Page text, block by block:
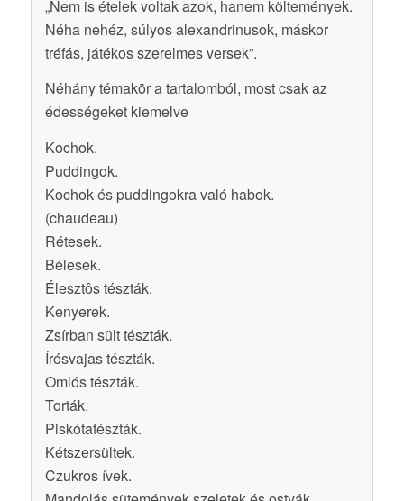
„Nem is ételek voltak azok, hanem költemények.
Néha nehéz, súlyos alexandrinusok, máskor
tréfás, játékos szerelmes versek”.
Néhány témakör a tartalomból, most csak az
édességeket kiemelve
Kochok.
Puddingok.
Kochok és puddingokra való habok.
(chaudeau)
Rétesek.
Bélesek.
Élesztôs tészták.
Kenyerek.
Zsírban sült tészták.
Írósvajas tészták.
Omlós tészták.
Torták.
Piskótatészták.
Kétszersültek.
Czukros ívek.